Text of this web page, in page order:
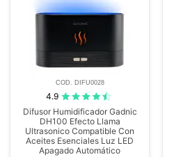
COD. DIFU0028
4.9
Difusor Humidificador Gadnic
DH100 Efecto Llama
Ultrasonico Compatible Con
Aceites Esenciales Luz LED
Apagado Automático